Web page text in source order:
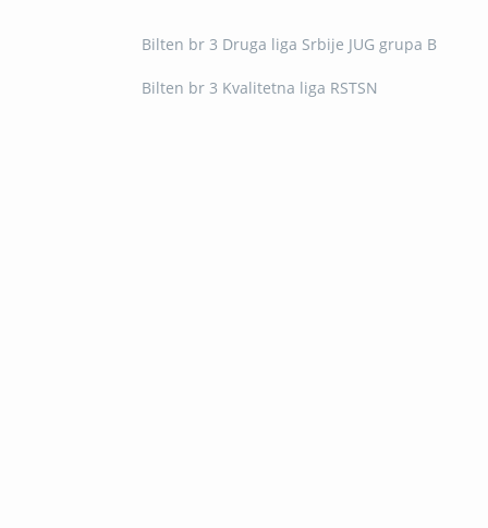
Bilten br 3 Druga liga Srbije JUG grupa B
Bilten br 3 Kvalitetna liga RSTSN